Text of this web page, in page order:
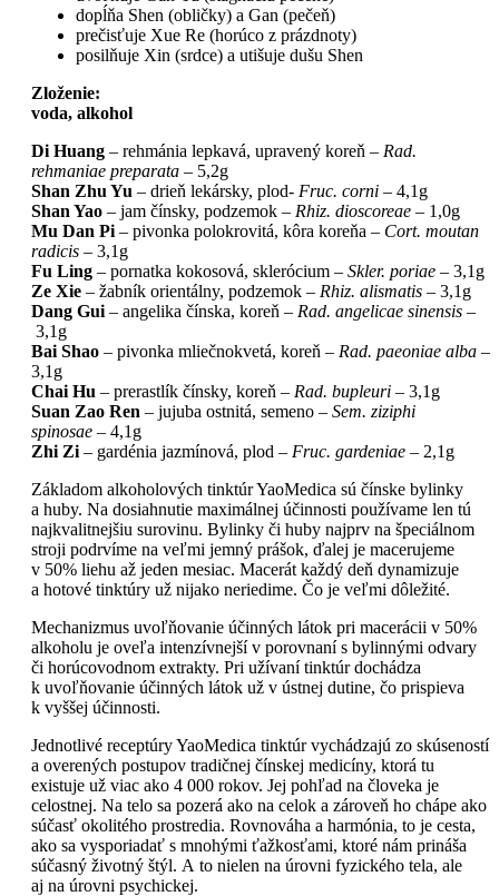
dopĺňa Shen (obličky) a Gan (pečeň)
prečisťuje Xue Re (horúco z prázdnoty)
posilňuje Xin (srdce) a utišuje dušu Shen
Zloženie:
voda, alkohol
Di Huang – rehmánia lepkavá, upravený koreň – Rad.
rehmaniae preparata – 5,2g
Shan Zhu Yu – drieň lekársky, plod- Fruc. corni – 4,1g
Shan Yao – jam čínsky, podzemok – Rhiz. dioscoreae – 1,0g
Mu Dan Pi – pivonka polokrovitá, kôra koreňa – Cort. moutan
radicis – 3,1g
Fu Ling – pornatka kokosová, sklerócium – Skler. poriae – 3,1g
Ze Xie – žabník orientálny, podzemok – Rhiz. alismatis – 3,1g
Dang Gui – angelika čínska, koreň – Rad. angelicae sinensis –
3,1g
Bai Shao – pivonka mliečnokvetá, koreň – Rad. paeoniae alba –
3,1g
Chai Hu – prerastlík čínsky, koreň – Rad. bupleuri – 3,1g
Suan Zao Ren – jujuba ostnitá, semeno – Sem. ziziphi
spinosae – 4,1g
Zhi Zi – gardénia jazmínová, plod – Fruc. gardeniae – 2,1g
Základom alkoholových tinktúr YaoMedica sú čínske bylinky
a huby. Na dosiahnutie maximálnej účinnosti používame len tú
najkvalitnejšiu surovinu. Bylinky či huby najprv na špeciálnom
stroji podrvíme na veľmi jemný prášok, ďalej je macerujeme
v 50% liehu až jeden mesiac. Macerát každý deň dynamizuje
a hotové tinktúry už nijako neriedime. Čo je veľmi dôležité.
Mechanizmus uvoľňovanie účinných látok pri macerácii v 50%
alkoholu je oveľa intenzívnejší v porovnaní s bylinnými odvary
či horúcovodnom extrakty. Pri užívaní tinktúr dochádza
k uvoľňovanie účinných látok už v ústnej dutine, čo prispieva
k vyššej účinnosti.
Jednotlivé receptúry YaoMedica tinktúr vychádzajú zo skúseností
a overených postupov tradičnej čínskej medicíny, ktorá tu
existuje už viac ako 4 000 rokov. Jej pohľad na človeka je
celostnej. Na telo sa pozerá ako na celok a zároveň ho chápe ako
súčasť okolitého prostredia. Rovnováha a harmónia, to je cesta,
ako sa vysporiadať s mnohými ťažkosťami, ktoré nám prináša
súčasný životný štýl. A to nielen na úrovni fyzického tela, ale
aj na úrovni psychickej.